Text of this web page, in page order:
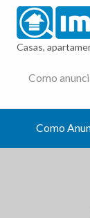
Casas,
Como
Como